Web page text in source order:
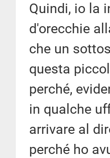
Quindi, io la
d'orecchie
che un
questa
perché,
in qualche
arrivare al
perché ho